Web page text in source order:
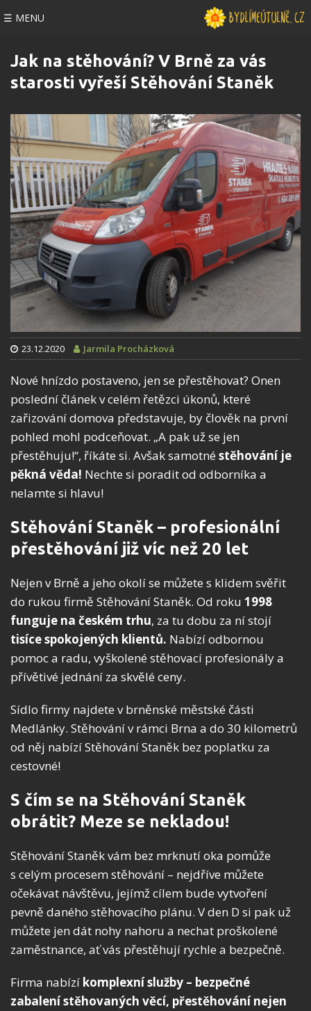
☰ MENU
Jak na stěhování? V Brně za vás
starosti vyřeší Stěhování Staněk
23.12.2020 Jarmila Procházková
Nové hnízdo postaveno, jen se přestěhovat? Onen
poslední článek v celém řetězci úkonů, které
zařizování domova představuje, by člověk na první
pohled mohl podceňovat. „A pak už se jen
přestěhuju!“, říkáte si. Avšak samotné stěhování je
pěkná věda! Nechte si poradit od odborníka a
nelamte si hlavu!
Stěhování Staněk – profesionální
přestěhování již víc než 20 let
Nejen v Brně a jeho okolí se můžete s klidem svěřit
do rukou firmě Stěhování Staněk. Od roku 1998
funguje na českém trhu, za tu dobu za ní stojí
tisíce spokojených klientů. Nabízí odbornou
pomoc a radu, vyškolené stěhovací profesionály a
přívětivé jednání za skvělé ceny.
Sídlo firmy najdete v brněnské městské části
Medlánky. Stěhování v rámci Brna a do 30 kilometrů
od něj nabízí Stěhování Staněk bez poplatku za
cestovné!
S čím se na Stěhování Staněk
obrátit? Meze se nekladou!
Stěhování Staněk vám bez mrknutí oka pomůže
s celým procesem stěhování – nejdříve můžete
očekávat návštěvu, jejímž cílem bude vytvoření
pevně daného stěhovacího plánu. V den D si pak už
můžete jen dát nohy nahoru a nechat proškolené
zaměstnance, ať vás přestěhují rychle a bezpečně.
Firma nabízí komplexní služby – bezpečné
zabalení stěhovaných věcí, přestěhování nejen